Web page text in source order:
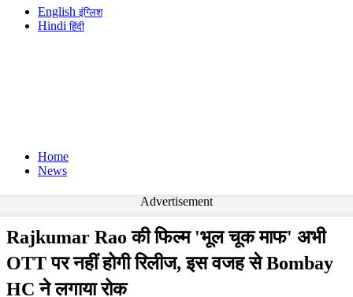
Englishइंग्लिश
Hindiहिंदी
Home
News
Advertisement
Rajkumar Rao की फिल्म 'भूल चूक माफ' अभी
OTT पर नहीं होगी रिलीज, इस वजह से Bombay
HC ने लगाया रोक